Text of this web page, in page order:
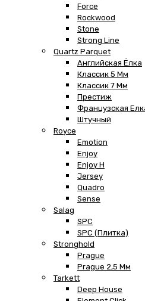
Force
Rockwood
Stone
Strong Line
Quartz Parquet
Английская Ёлка
Классик 5 Мм
Классик 7 Мм
Престиж
Французская
Штучный
Royce
Emotion
Enjoy
Enjoy H
Jersey
Quadro
Sense
Salag
SPC
SPC (плитка)
Stronghold
Prague
Prague 2,5 Мм
Tarkett
Deep House